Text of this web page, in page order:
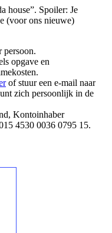
house”. Spoiler: Je
(voor ons nieuwe)
persoon.
opgave en
of stuur een e-mail naar
zich persoonlijk in de
Kontoinhaber
4530 0036 0795 15.